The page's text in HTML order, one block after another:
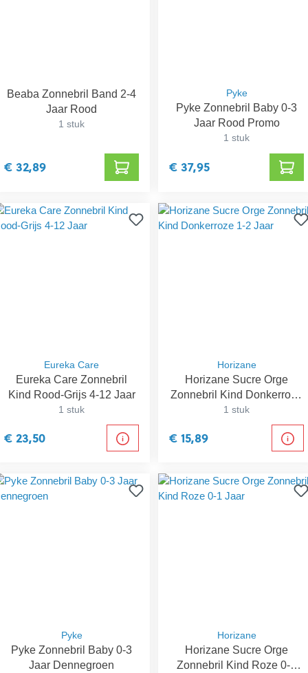
Beaba Zonnebril Band 2-4
Jaar Rood
1 stuk
€ 32,89
Pyke
Pyke Zonnebril Baby 0-3
Jaar Rood Promo
1 stuk
€ 37,95
Eureka Care
Eureka Care Zonnebril
Kind Rood-Grijs 4-12 Jaar
1 stuk
€ 23,50
Horizane
Horizane Sucre Orge
Zonnebril Kind Donkerroze
1-2 Jaar
1 stuk
€ 15,89
Pyke
Pyke Zonnebril Baby 0-3
Jaar Dennegroen
Horizane
Horizane Sucre Orge
Zonnebril Kind Roze 0-1